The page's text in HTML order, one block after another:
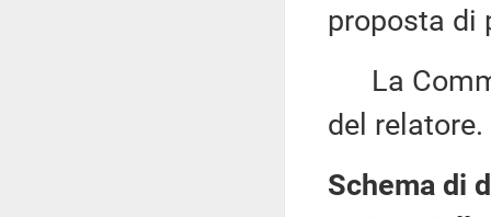
proposta di
La
del relatore.
Schema di